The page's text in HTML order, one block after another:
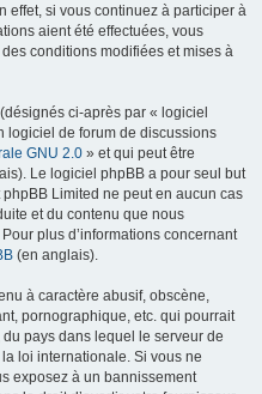
effet, si vous continuez à participer à
aient été effectuées, vous
conditions modifiées et mises à
ci-après par « logiciel
logiciel de forum de discussions
GNU 2.0 » et qui peut être
Le logiciel phpBB a pour seul but
Limited ne peut en aucun cas
et du contenu que nous
plus d’informations concernant
(en anglais).
à caractère abusif, obscène,
pornographique, etc. qui pourrait
pays dans lequel le serveur de
loi internationale. Si vous ne
exposez à un bannissement